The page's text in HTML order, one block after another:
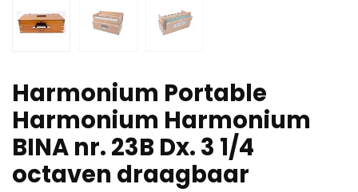
Harmonium Portable
Harmonium Harmonium
BINA nr. 23B Dx. 3 1/4
octaven draagbaar